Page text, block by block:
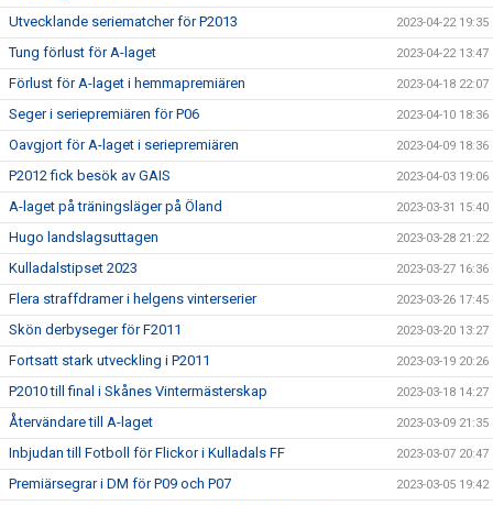
Utvecklande seriematcher för P2013 2023-04-22 19:35
Tung förlust för A-laget 2023-04-22 13:47
Förlust för A-laget i hemmapremiären 2023-04-18 22:07
Seger i seriepremiären för P06 2023-04-10 18:36
Oavgjort för A-laget i seriepremiären 2023-04-09 18:36
P2012 fick besök av GAIS 2023-04-03 19:06
A-laget på träningsläger på Öland 2023-03-31 15:40
Hugo landslagsuttagen 2023-03-28 21:22
Kulladalstipset 2023 2023-03-27 16:36
Flera straffdramer i helgens vinterserier 2023-03-26 17:45
Skön derbyseger för F2011 2023-03-20 13:27
Fortsatt stark utveckling i P2011 2023-03-19 20:26
P2010 till final i Skånes Vintermästerskap 2023-03-18 14:27
Återvändare till A-laget 2023-03-09 21:35
Inbjudan till Fotboll för Flickor i Kulladals FF 2023-03-07 20:47
Premiärsegrar i DM för P09 och P07 2023-03-05 19:42